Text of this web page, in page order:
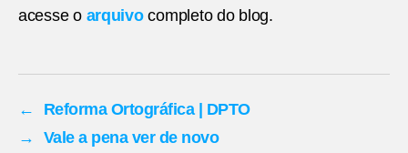
acesse o arquivocompleto do blog.
←
Reforma Ortográfica | DPTO
→
Vale a pena ver de novo